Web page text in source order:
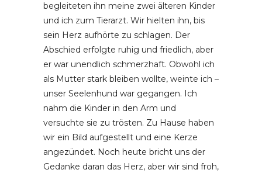
begleiteten ihn meine zwei älteren Kinder
und ich zum Tierarzt. Wir hielten ihn, bis
sein Herz aufhörte zu schlagen. Der
Abschied erfolgte ruhig und friedlich, aber
er war unendlich schmerzhaft. Obwohl ich
als Mutter stark bleiben wollte, weinte ich –
unser Seelenhund war gegangen. Ich
nahm die Kinder in den Arm und
versuchte sie zu trösten. Zu Hause haben
wir ein Bild aufgestellt und eine Kerze
angezündet. Noch heute bricht uns der
Gedanke daran das Herz, aber wir sind froh,